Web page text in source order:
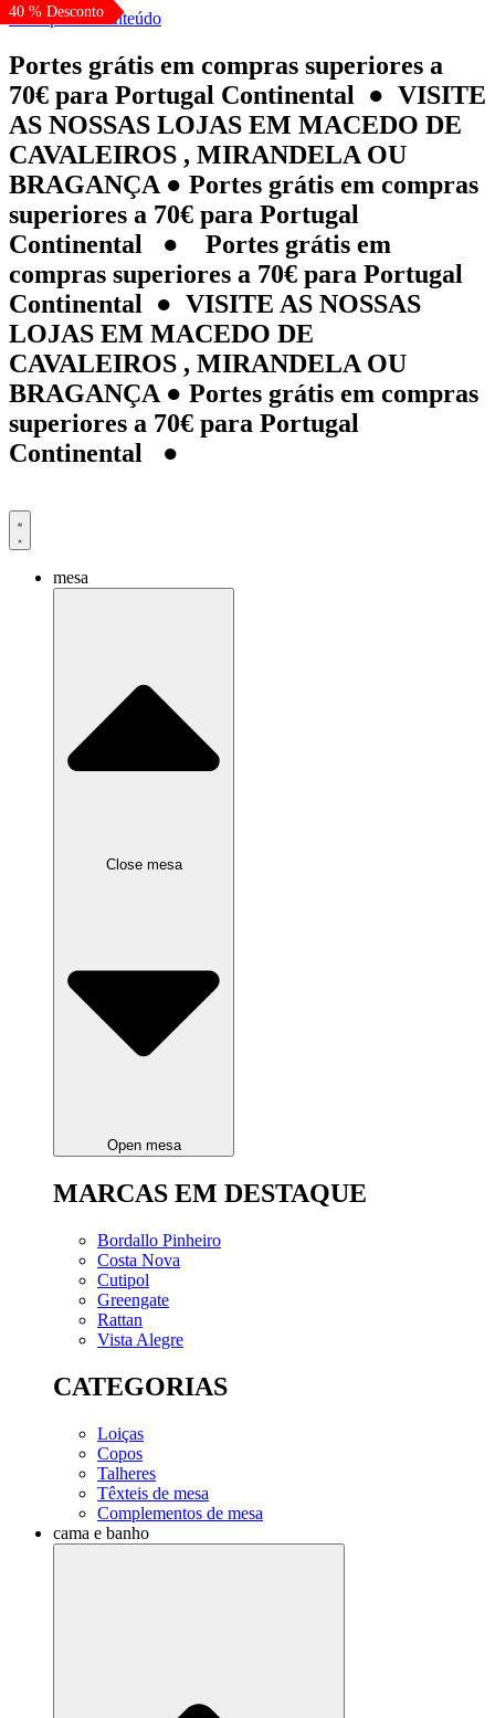
Pular para o conteúdo
Portes grátis em compras superiores a
70€ para Portugal Continental ● VISITE
AS NOSSAS LOJAS EM MACEDO DE
CAVALEIROS , MIRANDELA OU
BRAGANÇA ● Portes grátis em compras
superiores a 70€ para Portugal
Continental ● Portes grátis em
compras superiores a 70€ para Portugal
Continental ● VISITE AS NOSSAS
LOJAS EM MACEDO DE
CAVALEIROS , MIRANDELA OU
BRAGANÇA ● Portes grátis em compras
superiores a 70€ para Portugal
Continental ●
mesa
Close mesa
Open mesa
MARCAS EM DESTAQUE
Bordallo Pinheiro
Costa Nova
Cutipol
Greengate
Rattan
Vista Alegre
CATEGORIAS
Loiças
Copos
Talheres
Têxteis de mesa
Complementos de mesa
cama e banho
40 % Desconto